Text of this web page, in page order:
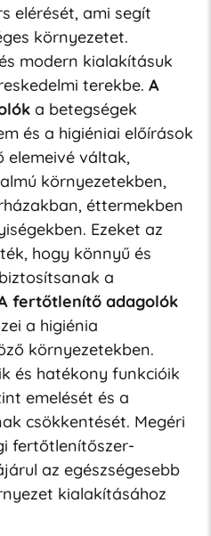
elérését, ami segít
környezetet.
modern kialakításuk
terekbe. A
a betegségek
és a higiéniai előírások
váltak,
környezetekben,
éttermekben
Ezeket az
hogy könnyű és
a
fertőtlenítő adagolók
a higiénia
környezetekben.
és hatékony funkcióik
emelését és a
csökkentését. Megéri
fertőtlenítőszer-
az egészségesebb
kialakításához